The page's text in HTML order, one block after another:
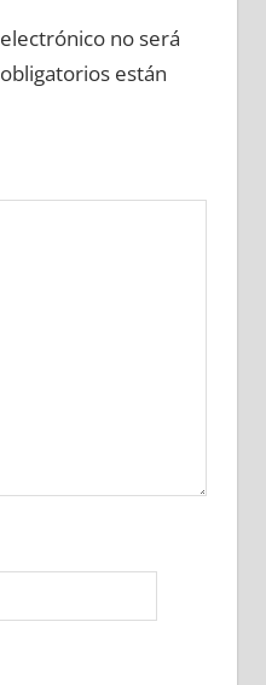
no será
están